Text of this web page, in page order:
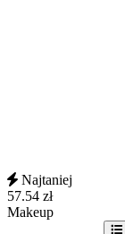
Najtaniej
57.54 zł
Makeup